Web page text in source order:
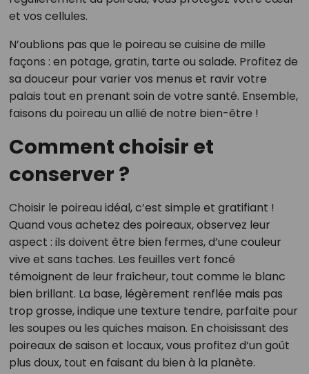
et vos cellules.
N’oublions pas que le poireau se cuisine de mille
façons : en potage, gratin, tarte ou salade. Profitez de
sa douceur pour varier vos menus et ravir votre
palais tout en prenant soin de votre santé. Ensemble,
faisons du poireau un allié de notre bien-être !
Comment choisir et
conserver ?
Choisir le poireau idéal, c’est simple et gratifiant !
Quand vous achetez des poireaux, observez leur
aspect : ils doivent être bien fermes, d’une couleur
vive et sans taches. Les feuilles vert foncé
témoignent de leur fraîcheur, tout comme le blanc
bien brillant. La base, légèrement renflée mais pas
trop grosse, indique une texture tendre, parfaite pour
les soupes ou les quiches maison. En choisissant des
poireaux de saison et locaux, vous profitez d’un goût
plus doux, tout en faisant du bien à la planète.